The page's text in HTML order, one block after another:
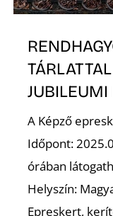
JUBILEUMI
A Képző
Időpont:
órában
Helyszín:
Epreskert,